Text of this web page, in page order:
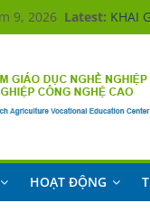
9, 2026 Latest: KHAI
KHAI
KHAI
HOẠT ĐỘNG